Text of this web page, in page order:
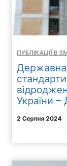
ПУБЛІКАЦІЇ В
Державна
України
2 Серпня 2024